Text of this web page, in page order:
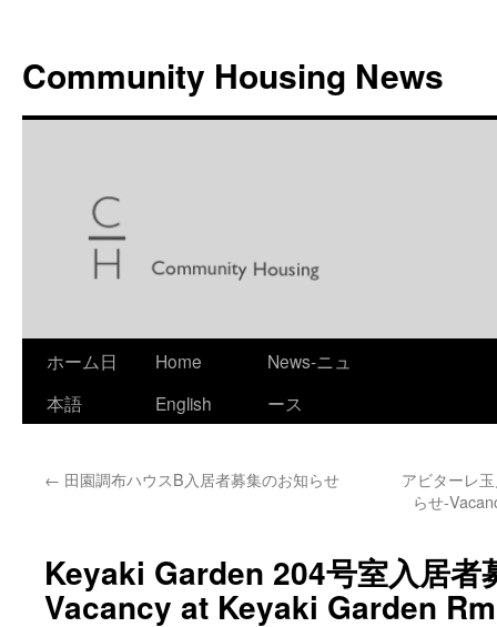
content
Community Housing News
ホーム日
本語
Home
English
News-ニュ
ース
← 田園調布ハウスB入居者募集のお知らせ
アビターレ
らせ-
Keyaki Garden 204号室入居者
Vacancy at Keyaki Garden